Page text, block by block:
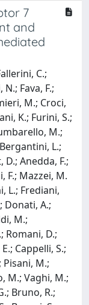
7
and
C.;
Fava, F.;
M.; Croci,
K.; Furini, S.;
M.;
L.;
Anedda, F.;
F.; Mazzei, M.
L.; Frediani,
Donati, A.;
M.;
Romani, D.;
Cappelli, S.;
Pisani, M.;
M.; Vaghi, M.;
Bruno, R.;